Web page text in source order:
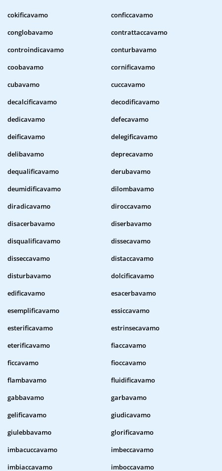
cokificavamo
conficcavamo
conglobavamo
contrattaccavamo
controindicavamo
conturbavamo
coobavamo
cornificavamo
cubavamo
cuccavamo
decalcificavamo
decodificavamo
dedicavamo
defecavamo
deificavamo
delegificavamo
delibavamo
deprecavamo
dequalificavamo
derubavamo
deumidificavamo
dilombavamo
diradicavamo
diroccavamo
disacerbavamo
diserbavamo
disqualificavamo
dissecavamo
disseccavamo
distaccavamo
disturbavamo
dolcificavamo
edificavamo
esacerbavamo
esemplificavamo
essiccavamo
esterificavamo
estrinsecavamo
eterificavamo
fiaccavamo
ficcavamo
fioccavamo
flambavamo
fluidificavamo
gabbavamo
garbavamo
gelificavamo
giudicavamo
giulebbavamo
glorificavamo
imbacuccavamo
imbeccavamo
imbiaccavamo
imboccavamo